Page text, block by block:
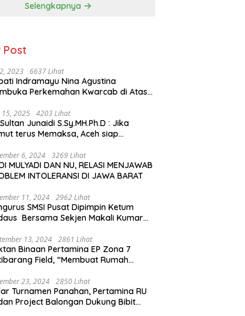
Kai-
Selengkapnya
Post
2023 6637 Lihat
Indramayu Nina Agustina
Perkemahan Kwarcab di Atas
15, 2025 4203 Lihat
Junaidi S.Sy.MH.Ph.D : Jika
terus Memaksa, Aceh siap
6, 2024 3269 Lihat
MULYADI DAN NU, RELASI MENJAWAB
INTOLERANSI DI JAWA BARAT
11, 2024 2962 Lihat
SMSI Pusat Dipimpin Ketum
Bersama Sekjen Makali Kumar
13, 2024 2861 Lihat
Binaan Pertamina EP Zona 7
Field, “Membuat Rumah
23, 2024 2850 Lihat
Turnamen Panahan, Pertamina RU
Project Balongan Dukung Bibit